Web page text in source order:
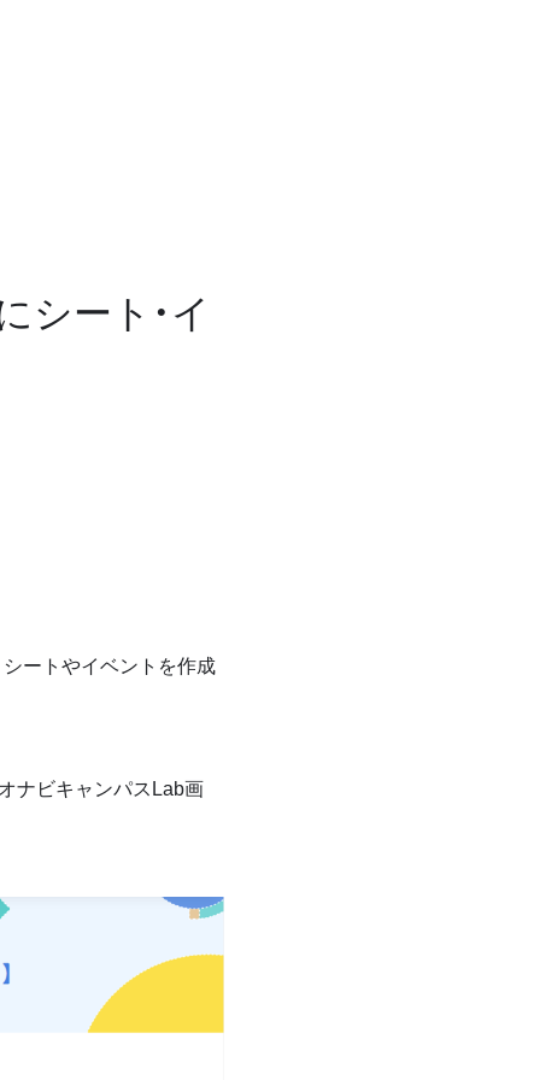
ート・イ
ートやイベントを作成
ナビキャンパスLab画